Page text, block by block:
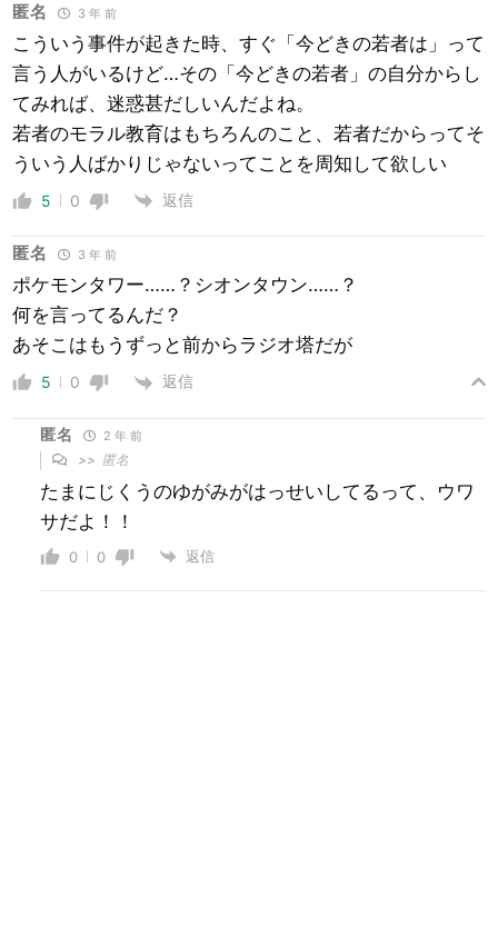
匿名 3 年 前
こういう事件が起きた時、すぐ「今どきの若者は」って
言う人がいるけど…その「今どきの若者」の自分からし
てみれば、迷惑甚だしいんだよね。
若者のモラル教育はもちろんのこと、若者だからってそ
ういう人ばかりじゃないってことを周知して欲しい
5 0 返信
匿名 3 年 前
ポケモンタワー……？シオンタウン……？
何を言ってるんだ？
あそこはもうずっと前からラジオ塔だが
5 0 返信
匿名 2 年 前
>> 匿名
たまにじくうのゆがみがはっせいしてるって、ウワ
サだよ！！
0 0 返信